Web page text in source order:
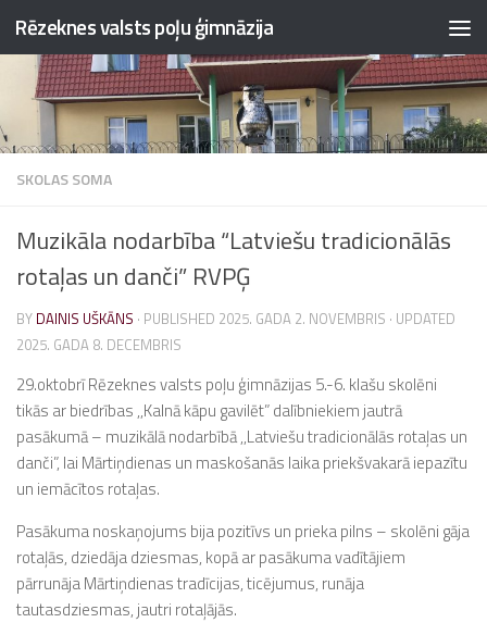
Skip to content
Rēzeknes valsts poļu ģimnāzija
SKOLAS SOMA
Muzikāla nodarbība “Latviešu tradicionālās
rotaļas un danči” RVPĢ
BY DAINIS UŠKĀNS · PUBLISHED 2025. GADA 2. NOVEMBRIS · UPDATED
2025. GADA 8. DECEMBRIS
29.oktobrī Rēzeknes valsts poļu ģimnāzijas 5.-6. klašu skolēni
tikās ar biedrības ,,Kalnā kāpu gavilēt” dalībniekiem jautrā
pasākumā – muzikālā nodarbībā ,,Latviešu tradicionālās rotaļas un
danči”, lai Mārtiņdienas un maskošanās laika priekšvakarā iepazītu
un iemācītos rotaļas.
Pasākuma noskaņojums bija pozitīvs un prieka pilns – skolēni gāja
rotaļās, dziedāja dziesmas, kopā ar pasākuma vadītājiem
pārrunāja Mārtiņdienas tradīcijas, ticējumus, runāja
tautasdziesmas, jautri rotaļājās.